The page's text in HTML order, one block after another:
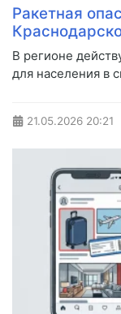
Ракетная
В регионе
для населения в
21.05.2026 20:21